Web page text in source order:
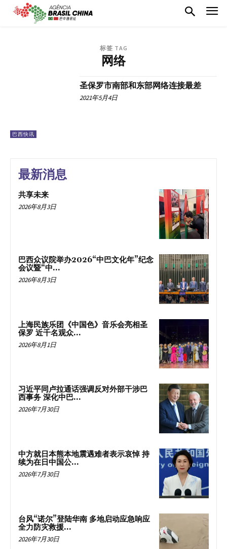
标签 TAG
网络
巴西快讯
圣保罗市南部和东部网络连接最差
2021年5月4日
最新消息
共享未来
2026年8月3日
巴西众议院举办2026“中巴文化年”纪念
会议暨“中...
2026年8月3日
上海民族乐团《中国色》音乐会亮相圣
保罗 近千名观众...
2026年8月1日
习近平同卢拉通话强调反对外部干涉巴
西事务 深化中巴...
2026年7月30日
中方就日本熊本地震遇难者表示哀悼 持
续为在日中国公...
2026年7月30日
台风“诺尔”登陆华南 多地启动应急响应
全力防灾救援...
2026年7月30日